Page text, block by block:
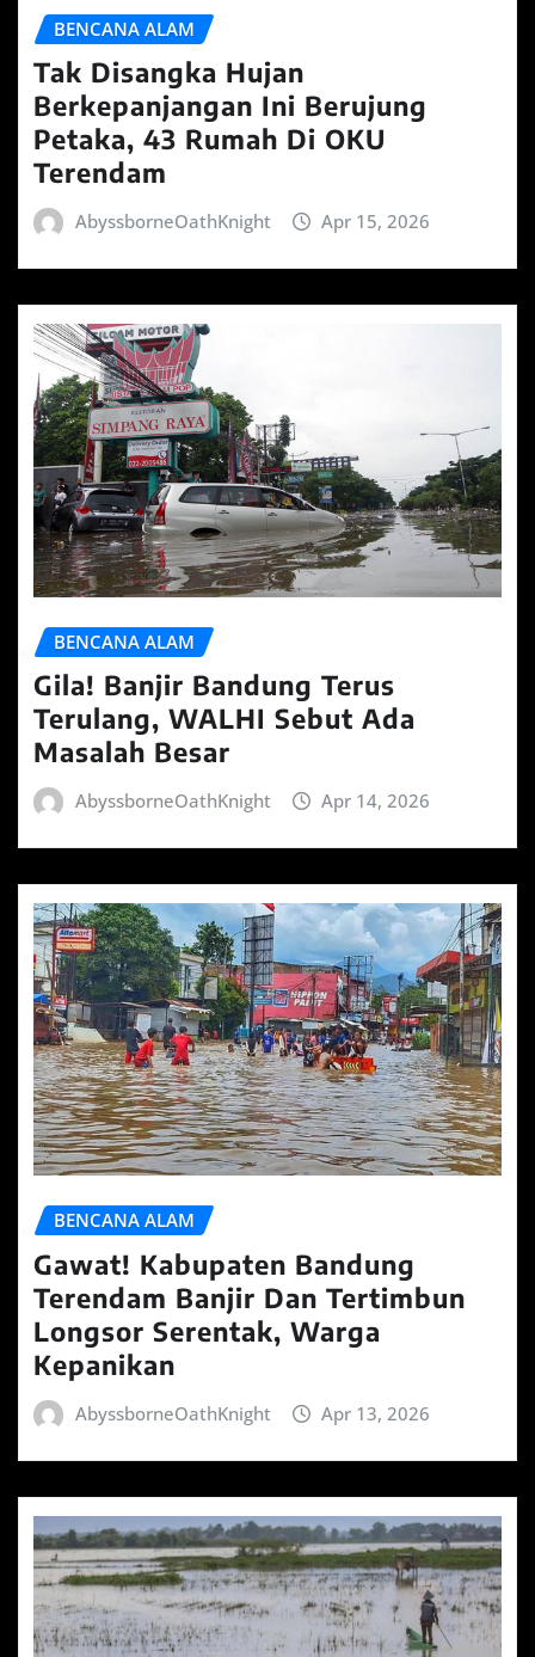
BENCANA ALAM
Tak Disangka Hujan
Berkepanjangan Ini Berujung
Petaka, 43 Rumah Di OKU
Terendam
AbyssborneOathKnight Apr 15, 2026
BENCANA ALAM
Gila! Banjir Bandung Terus
Terulang, WALHI Sebut Ada
Masalah Besar
AbyssborneOathKnight Apr 14, 2026
BENCANA ALAM
Gawat! Kabupaten Bandung
Terendam Banjir Dan Tertimbun
Longsor Serentak, Warga
Kepanikan
AbyssborneOathKnight Apr 13, 2026